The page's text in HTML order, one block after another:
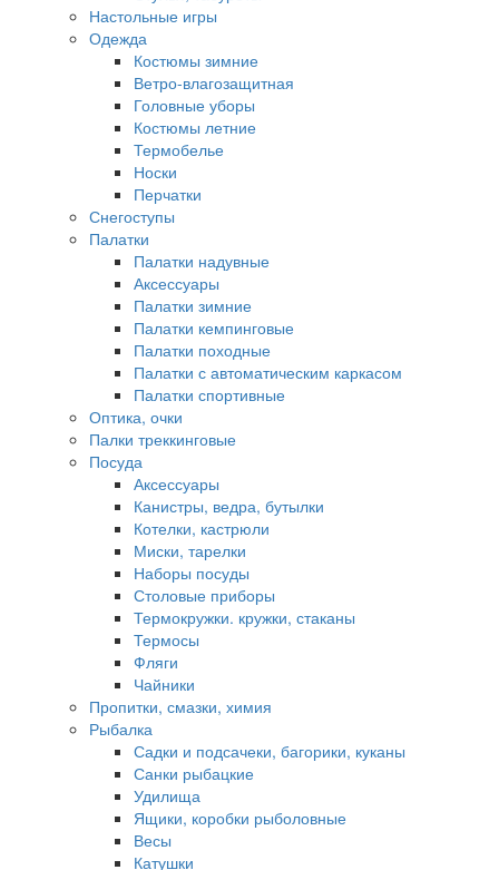
Настольные игры
Одежда
Костюмы зимние
Ветро-влагозащитная
Головные уборы
Костюмы летние
Термобелье
Носки
Перчатки
Снегоступы
Палатки
Палатки надувные
Аксессуары
Палатки зимние
Палатки кемпинговые
Палатки походные
Палатки с автоматическим каркасом
Палатки спортивные
Оптика, очки
Палки треккинговые
Посуда
Аксессуары
Канистры, ведра, бутылки
Котелки, кастрюли
Миски, тарелки
Наборы посуды
Столовые приборы
Термокружки. кружки, стаканы
Термосы
Фляги
Чайники
Пропитки, смазки, химия
Рыбалка
Садки и подсачеки, багорики, куканы
Санки рыбацкие
Удилища
Ящики, коробки рыболовные
Весы
Катушки